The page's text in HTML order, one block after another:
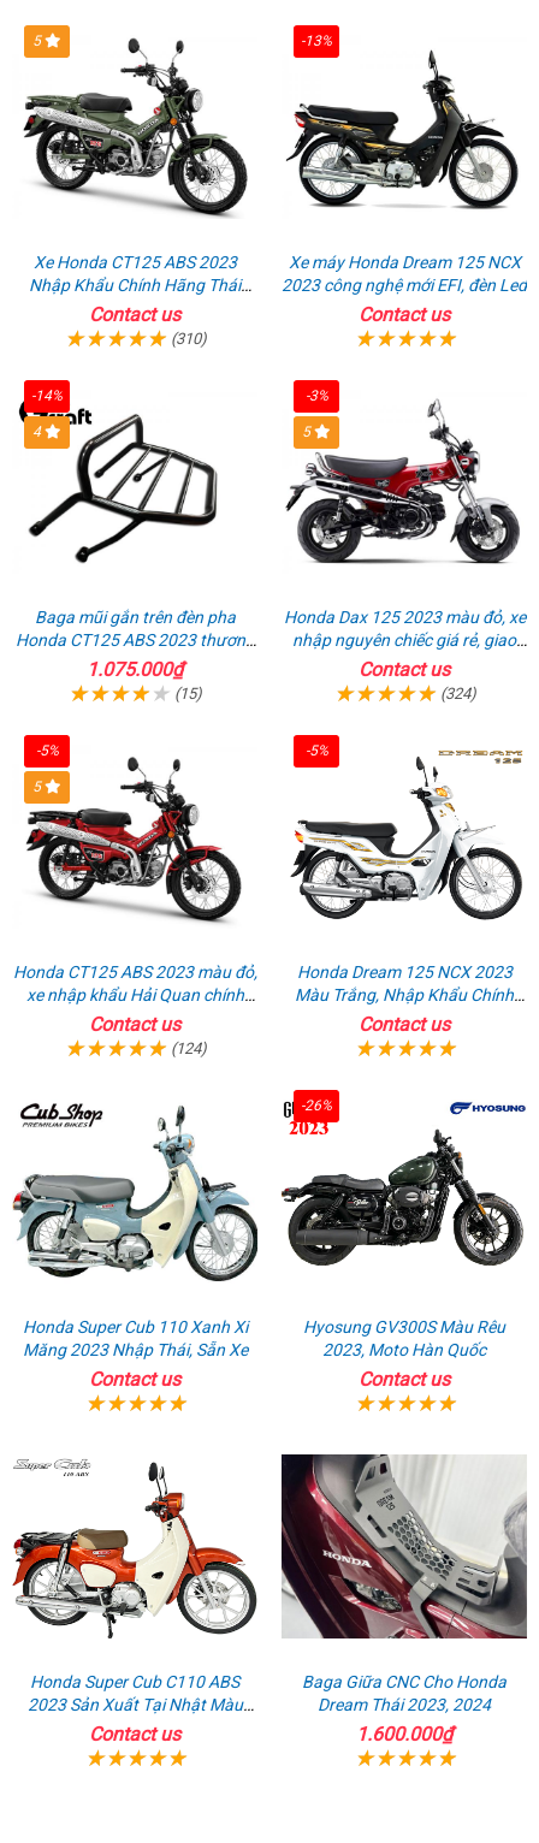
5
Xe Honda CT125 ABS 2023
Nhập Khẩu Chính Hãng Thái
Lan, Đủ Phụ Kiện Đồ Chơi
Contact us
(310)
-13%
Xe máy Honda Dream 125 NCX
2023 công nghệ mới EFI, đèn Led
Contact us
-14%
4
Baga mũi gắn trên đèn pha
Honda CT125 ABS 2023 thương
hiệu Gcraft
1.075.000₫
(15)
-3%
5
Honda Dax 125 2023 màu đỏ, xe
nhập nguyên chiếc giá rẻ, giao
hồ sơ ngay
Contact us
(324)
-5%
5
Honda CT125 ABS 2023 màu đỏ,
xe nhập khẩu Hải Quan chính
ngạch
Contact us
(124)
-5%
Honda Dream 125 NCX 2023
Màu Trắng, Nhập Khẩu Chính
Hãng
Contact us
Honda Super Cub 110 Xanh Xi
Măng 2023 Nhập Thái, Sẵn Xe
Contact us
-26%
Hyosung GV300S Màu Rêu
2023, Moto Hàn Quốc
Contact us
Honda Super Cub C110 ABS
2023 Sản Xuất Tại Nhật Màu
Cam
Contact us
Baga Giữa CNC Cho Honda
Dream Thái 2023, 2024
1.600.000₫